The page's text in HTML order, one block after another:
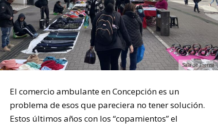
Sala de Prensa
El comercio ambulante en Concepción es un
problema de esos que pareciera no tener solución.
Estos últimos años con los “copamientos” el